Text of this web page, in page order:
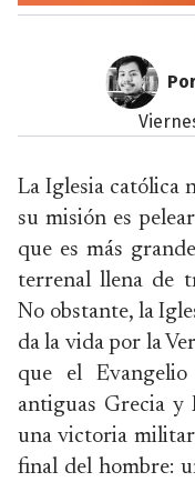
La Iglesia católica
su misión es
que es más
terrenal llena de
No obstante, la
da la vida por la
que el
antiguas Grecia y
una victoria
final del hombre: